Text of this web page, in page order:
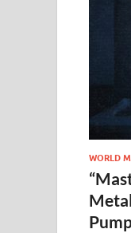
WORLD